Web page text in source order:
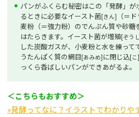
パンがふくらむ秘密はこの「発酵」
るときに必要なイースト菌[きん]
（＝
麦粉（＝強力粉）のでんぷん質や砂糖
はたらきます。イースト菌が増殖[ぞう
した炭酸ガスが、小麦粉と水を練って
うたんぱく質の網目[あみめ]に閉じ込[こ]
っくら香ばしいパンができあがるよ。
＜こちらもおすすめ＞
»発酵ってなに？イラストでわかりや